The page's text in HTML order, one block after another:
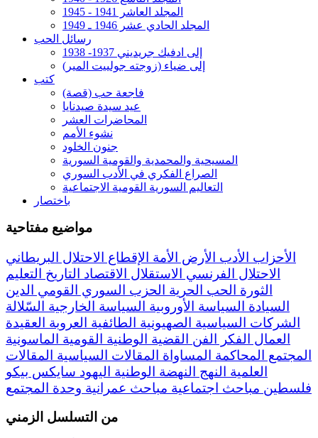
المجلد العاشر 1941 - 1945
المجلد الحادي عشر 1946 ـ 1949
رسائل الحب
إلى ادفيك جريديني 1937- 1938
إلى ضياء (زوجته جولييت المير)
كتب
فاجعة حب (قصة)
عيد سيدة صيدنايا
المحاضرات العشر
نشوء الأمم
جنون الخلود
المسيحية والمحمدية والقومية السورية
الصراع الفكري في الأدب السوري
التعاليم السورية القومية الاجتماعية
باختصار
مواضيع مفتاحية
الأحزاب
الأدب الأرض الأمة الإقطاع
الاحتلال البريطاني
الاحتلال الفرنسي
الاستقلال الاقتصاد التاريخ
التعليم
الثورة
الحب الحرية الحزب السوري القومي
الدين
السيادة
السياسة الأوروبية السياسة الخارجية
السّلالة
الشركات السياسية
الصهيونية الطائفية العروبة
العقيدة
العمال
الفكر الفن القضية الوطنية القومية
الماسونية
المجتمع
المحاكمة المساواة المقالات السياسية
المقالات
العلمية
النهج النهضة الوطنية اليهود سايكس بيكو
فلسطين مباحث اجتماعية مباحث عمرانية وحدة المجتمع
من التسلسل الزمني